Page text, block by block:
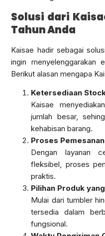
Solusi dari
Tahun Anda
Kaisae hadir sebagai
ingin menyelenggarakan
Berikut alasan mengapa
Ketersediaan
Kaisae
jumlah besar,
kehabisan barang.
Proses
Dengan layanan
fleksibel, proses
praktis.
Pilihan Produk
Mulai dari tumbler
tersedia dalam
fungsional.